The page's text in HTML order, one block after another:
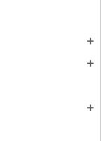
add
add
add